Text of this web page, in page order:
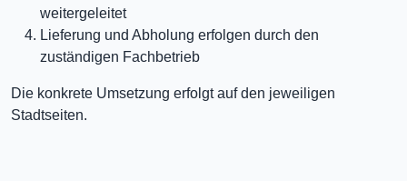
weitergeleitet
Lieferung und Abholung erfolgen durch den
zuständigen Fachbetrieb
Die konkrete Umsetzung erfolgt auf den jeweiligen
Stadtseiten.